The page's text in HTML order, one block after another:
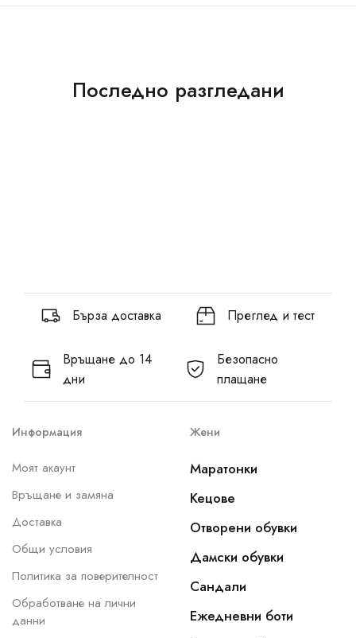
Последно разгледани
Бърза доставка Преглед и тест
Връщане до 14
дни
Безопасно
плащане
Информация
Моят акаунт
Връщане и замяна
Доставка
Общи условия
Политика за поверителност
Обработване на лични
данни
Жени
Маратонки
Кецове
Отворени обувки
Дамски обувки
Сандали
Ежедневни боти